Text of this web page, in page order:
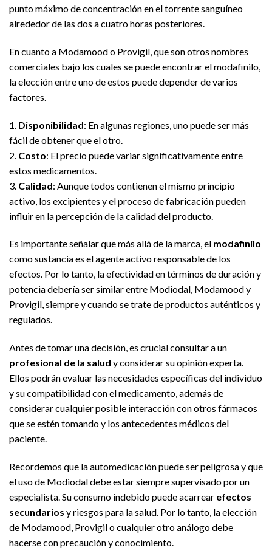
punto máximo de concentración en el torrente sanguíneo
alrededor de las dos a cuatro horas posteriores.
En cuanto a Modamood o Provigil, que son otros nombres
comerciales bajo los cuales se puede encontrar el modafinilo,
la elección entre uno de estos puede depender de varios
factores.
1. Disponibilidad: En algunas regiones, uno puede ser más
fácil de obtener que el otro.
2. Costo: El precio puede variar significativamente entre
estos medicamentos.
3. Calidad: Aunque todos contienen el mismo principio
activo, los excipientes y el proceso de fabricación pueden
influir en la percepción de la calidad del producto.
Es importante señalar que más allá de la marca, el modafinilo
como sustancia es el agente activo responsable de los
efectos. Por lo tanto, la efectividad en términos de duración y
potencia debería ser similar entre Modiodal, Modamood y
Provigil, siempre y cuando se trate de productos auténticos y
regulados.
Antes de tomar una decisión, es crucial consultar a un
profesional de la salud y considerar su opinión experta.
Ellos podrán evaluar las necesidades específicas del individuo
y su compatibilidad con el medicamento, además de
considerar cualquier posible interacción con otros fármacos
que se estén tomando y los antecedentes médicos del
paciente.
Recordemos que la automedicación puede ser peligrosa y que
el uso de Modiodal debe estar siempre supervisado por un
especialista. Su consumo indebido puede acarrear efectos
secundarios y riesgos para la salud. Por lo tanto, la elección
de Modamood, Provigil o cualquier otro análogo debe
hacerse con precaución y conocimiento.